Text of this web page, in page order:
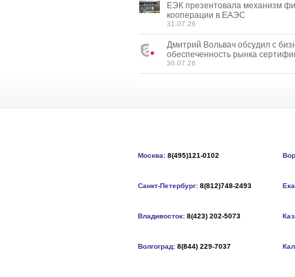
ЕЭК презентовала механизм
кооперации в ЕАЭС
31.07.26
Дмитрий Вольвач обсудил с
обеспеченность рынка
30.07.26
Москва: 8(495)121-0102
Санкт-Петербург: 8(812)748-2493
Владивосток: 8(423) 202-5073
Волгоград: 8(844) 229-7037